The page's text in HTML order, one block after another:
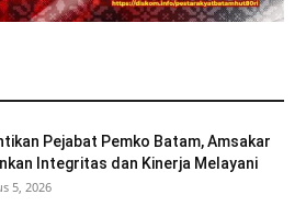
Pejabat Pemko Batam, Amsakar
Integritas dan Kinerja Melayani
5, 2026